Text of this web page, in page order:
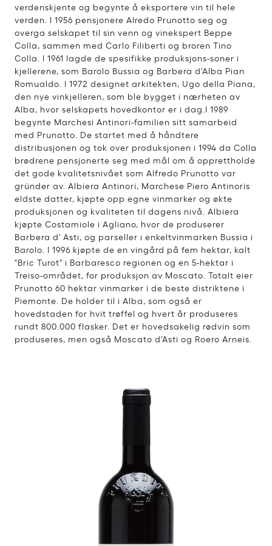
verdenskjente og begynte å eksportere vin til hele
verden. I 1956 pensjonere Alredo Prunotto seg og
overga selskapet til sin venn og vinekspert Beppe
Colla, sammen med Carlo Filiberti og broren Tino
Colla. I 1961 lagde de spesifikke produksjons-soner i
kjellerene, som Barolo Bussia og Barbera d'Alba Pian
Romualdo. I 1972 designet arkitekten, Ugo della Piana,
den nye vinkjelleren, som ble bygget i nærheten av
Alba, hvor selskapets hovedkontor er i dag.I 1989
begynte Marchesi Antinori-familien sitt samarbeid
med Prunotto. De startet med å håndtere
distribusjonen og tok over produksjonen i 1994 da Colla
brødrene pensjonerte seg med mål om å opprettholde
det gode kvalitetsnivået som Alfredo Prunotto var
gründer av. Albiera Antinori, Marchese Piero Antinoris
eldste datter, kjøpte opp egne vinmarker og økte
produksjonen og kvaliteten til dagens nivå. Albiera
kjøpte Costamiole i Agliano, hvor de produserer
Barbera d' Asti, og parseller i enkeltvinmarken Bussia i
Barolo. I 1996 kjøpte de en vingård på fem hektar, kalt
"Bric Turot" i Barbaresco regionen og en 5-hektar i
Treiso-området, for produksjon av Moscato. Totalt eier
Prunotto 60 hektar vinmarker i de beste distriktene i
Piemonte. De holder til i Alba, som også er
hovedstaden for hvit trøffel og hvert år produseres
rundt 800.000 flasker. Det er hovedsakelig rødvin som
produseres, men også Moscato d'Asti og Roero Arneis.